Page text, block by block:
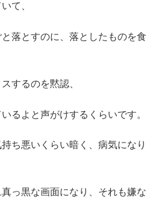
て、
落とすのに、落としたものを食
するのを黙認、
るよと声がけするくらいです。
ち悪いくらい暗く、病気になり
っ黒な画面になり、それも嫌な